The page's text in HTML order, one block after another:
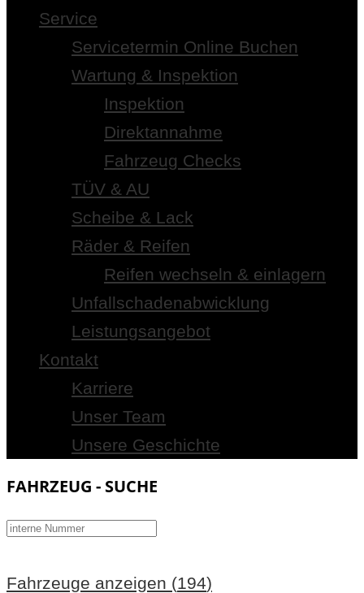
Service
Servicetermin Online Buchen
Wartung & Inspektion
Inspektion
Direktannahme
Fahrzeug Checks
TÜV & AU
Scheibe & Lack
Räder & Reifen
Reifen wechseln & einlagern
Unfallschadenabwicklung
Leistungsangebot
Kontakt
Karriere
Unser Team
Unsere Geschichte
FAHRZEUG - SUCHE
Fahrzeuge anzeigen (194)